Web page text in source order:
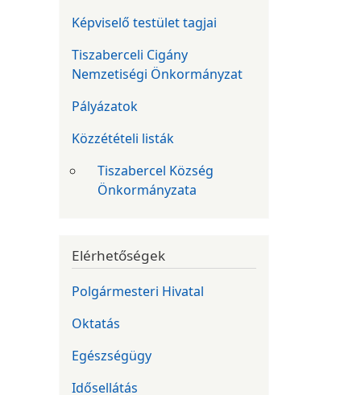
Képviselő testület tagjai
Tiszaberceli Cigány
Nemzetiségi Önkormányzat
Pályázatok
Közzétételi listák
Tiszabercel Község
Önkormányzata
Elérhetőségek
Polgármesteri Hivatal
Oktatás
Egészségügy
Idősellátás